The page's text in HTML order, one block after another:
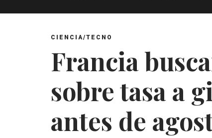
CIENCIA/TECNO
Francia
sobre tasa a
antes de